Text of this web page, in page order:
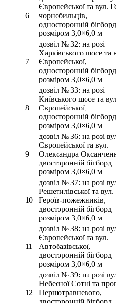
6
Європейської та вул.
чорнобильців,
односторонній бігборд
розміром 3,0×6,0 м
7
дозвіл № 32: на розі
Харківського шосе та
Європейської,
односторонній бігборд
розміром 3,0×6,0 м
8
дозвіл № 33: на розі
Київського шосе та
Європейської,
односторонній бігборд
розміром 3,0×6,0 м
9
дозвіл № 36: на розі
Європейської та вул.
Олександра
двосторонній бігборд
розміром 3,0×6,0 м
10
дозвіл № 37: на розі
Решетилівської та вул.
Героїв-пожежників,
двосторонній бігборд
розміром 3,0×6,0 м
11
дозвіл № 38: на розі
Європейської та вул.
Автобазівської,
двосторонній бігборд
розміром 3,0×6,0 м
12
дозвіл № 39: на розі
Небесної Сотні та
Першотравневого,
двосторонній бігборд